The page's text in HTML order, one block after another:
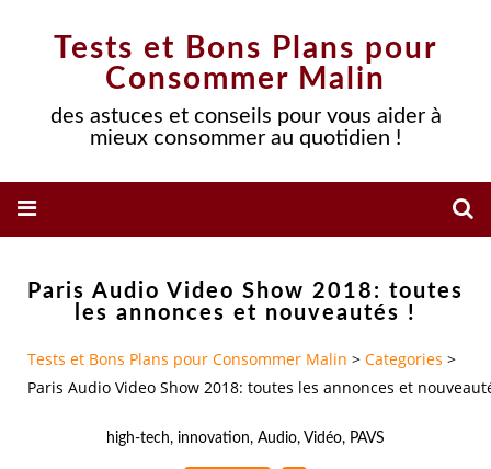
Tests et Bons Plans pour
Consommer Malin
des astuces et conseils pour vous aider à
mieux consommer au quotidien !
Paris Audio Video Show 2018: toutes
les annonces et nouveautés !
Tests et Bons Plans pour Consommer Malin > Categories >
Paris Audio Video Show 2018: toutes les annonces et
high-tech, innovation, Audio, Vidéo, PAVS